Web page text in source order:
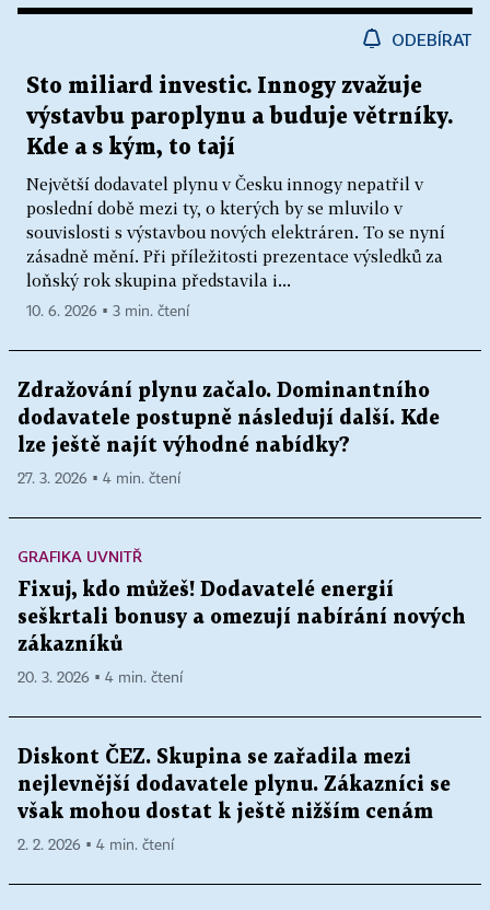
ODEBÍRAT
Sto miliard investic. Innogy zvažuje
výstavbu paroplynu a buduje větrníky.
Kde a s kým, to tají
Největší dodavatel plynu v Česku innogy nepatřil v
poslední době mezi ty, o kterých by se mluvilo v
souvislosti s výstavbou nových elektráren. To se nyní
zásadně mění. Při příležitosti prezentace výsledků za
loňský rok skupina představila i...
10. 6. 2026 ▪ 3 min. čtení
Zdražování plynu začalo. Dominantního
dodavatele postupně následují další. Kde
lze ještě najít výhodné nabídky?
27. 3. 2026 ▪ 4 min. čtení
GRAFIKA UVNITŘ
Fixuj, kdo můžeš! Dodavatelé energií
seškrtali bonusy a omezují nabírání nových
zákazníků
20. 3. 2026 ▪ 4 min. čtení
Diskont ČEZ. Skupina se zařadila mezi
nejlevnější dodavatele plynu. Zákazníci se
však mohou dostat k ještě nižším cenám
2. 2. 2026 ▪ 4 min. čtení